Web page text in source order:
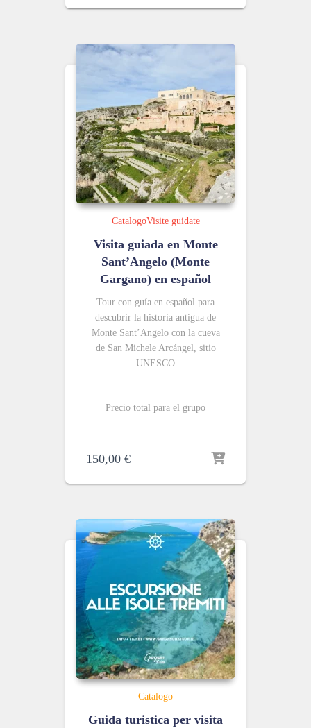
CatalogoVisite guidate
Visita guiada en Monte
Sant’Angelo (Monte
Gargano) en español
Tour con guía en español para
descubrir la historia antigua de
Monte Sant’Angelo con la cueva
de San Michele Arcángel, sitio
UNESCO
Precio total para el grupo
150,00 €
Catalogo
Guida turistica per visita